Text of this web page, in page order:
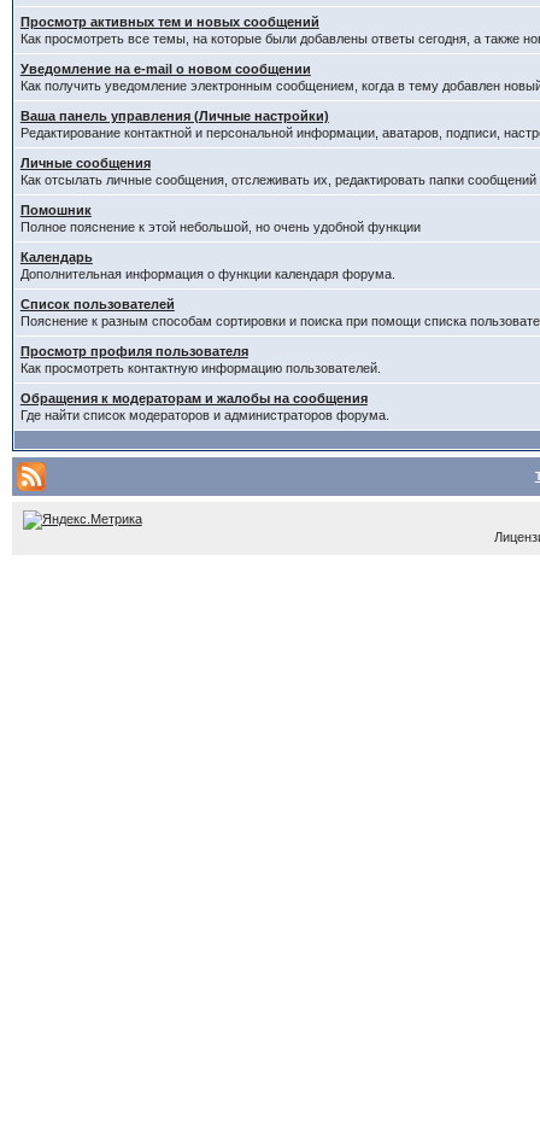
Просмотр активных тем и новых сообщений
Как просмотреть все темы, на которые были добавлены ответы сегодня, а также
Уведомление на е-mail о новом сообщении
Как получить уведомление электронным сообщением, когда в тему добавлен
Ваша панель управления (Личные настройки)
Редактирование контактной и персональной информации, аватаров, подписи,
Личные сообщения
Как отсылать личные сообщения, отслеживать их, редактировать папки
Помошник
Полное пояснение к этой небольшой, но очень удобной функции
Календарь
Дополнительная информация о функции календаря форума.
Список пользователей
Пояснение к разным способам сортировки и поиска при помощи списка
Просмотр профиля пользователя
Как просмотреть контактную информацию пользователей.
Обращения к модераторам и жалобы на сообщения
Где найти список модераторов и администраторов форума.